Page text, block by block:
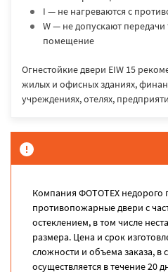
I — не нагреваются с
W — не допускают
помещение
Огнестойкие двери EIW 15
жилых и офисных зданиях,
учреждениях, отелях,
Компания ФОТОТЕХ недорого
противопожарные двери с
остеклением, в том числе
размера. Цена и срок
сложности и объема заказа, в
осуществляется в течение 20